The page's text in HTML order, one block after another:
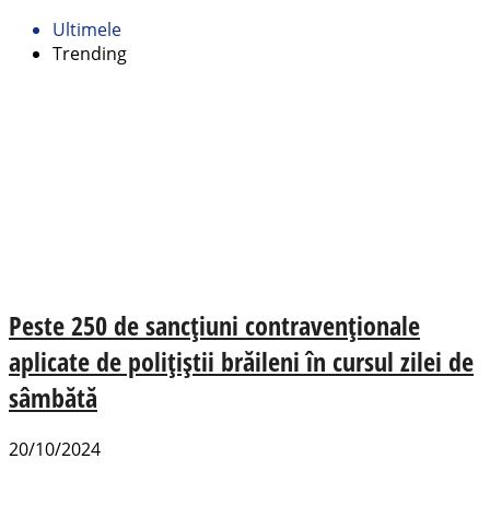
Ultimele
Trending
Peste 250 de sancțiuni contravenționale
aplicate de polițiștii brăileni în cursul zilei de
sâmbătă
20/10/2024